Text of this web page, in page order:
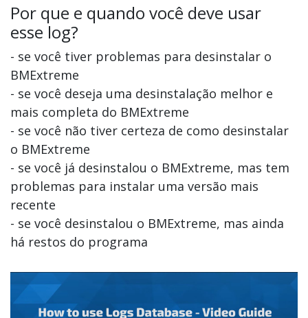
Por que e quando você deve usar
esse log?
- se você tiver problemas para desinstalar o
BMExtreme
- se você deseja uma desinstalação melhor e
mais completa do BMExtreme
- se você não tiver certeza de como desinstalar
o BMExtreme
- se você já desinstalou o BMExtreme, mas tem
problemas para instalar uma versão mais
recente
- se você desinstalou o BMExtreme, mas ainda
há restos do programa